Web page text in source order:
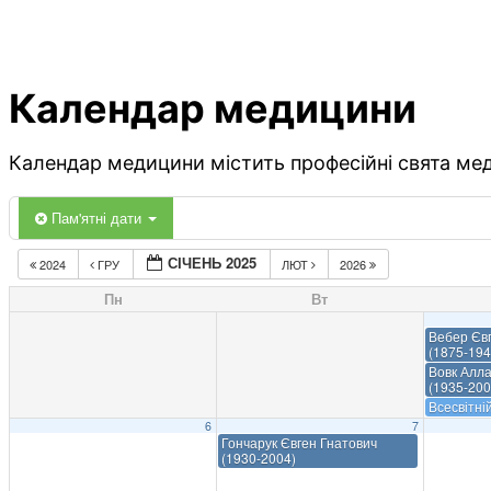
Календар медицини
Календар медицини містить професійні свята
Пам'ятні дати
2024 ГРУ СІЧЕНЬ 2025 ЛЮТ 2026
Пн Вт
Вебер
(1875-
Вовк
(1935-
6 7
Гончарук Євген Гнатович
(1930-2004)